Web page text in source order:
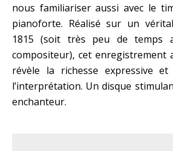
nous familiariser aussi avec le
pianoforte. Réalisé sur un
1815 (soit très peu de temps
compositeur), cet enregistrement
révèle la richesse expressive
l’interprétation. Un disque
enchanteur.